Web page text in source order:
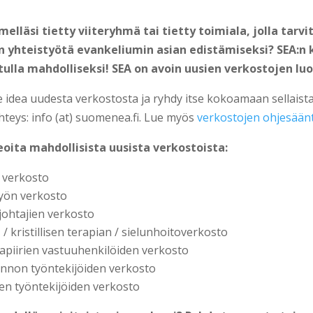
tietty viiteryhmä tai tietty toimiala, jolla
evankeliumin asian edistämiseksi? SEA:n
mahdolliseksi! SEA on avoin uusien verkostojen
idea uudesta verkostosta ja ryhdy itse kokoamaan
info (at) suomenea.fi. Lue myösverkostojen
mahdollisista uusista verkostoista:
verkosto
verkosto
/ kristillisen terapian / sielunhoitoverkosto
vastuuhenkilöiden verkosto
työntekijöiden verkosto
työntekijöiden verkosto